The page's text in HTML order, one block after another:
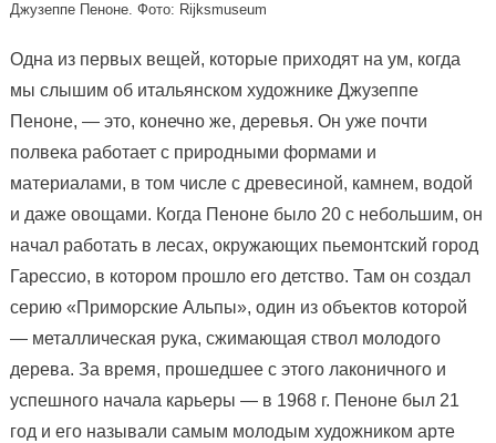
Джузеппе Пеноне. Фото: Rijksmuseum
Одна из первых вещей, которые приходят на ум, когда
мы слышим об итальянском художнике Джузеппе
Пеноне, — это, конечно же, деревья. Он уже почти
полвека работает с природными формами и
материалами, в том числе с древесиной, камнем, водой
и даже овощами. Когда Пеноне было 20 с небольшим, он
начал работать в лесах, окружающих пьемонтский город
Гарессио, в котором прошло его детство. Там он создал
серию «Приморские Альпы», один из объектов которой
— металлическая рука, сжимающая ствол молодого
дерева. За время, прошедшее с этого лаконичного и
успешного начала карьеры — в 1968 г. Пеноне был 21
год и его называли самым молодым художником арте